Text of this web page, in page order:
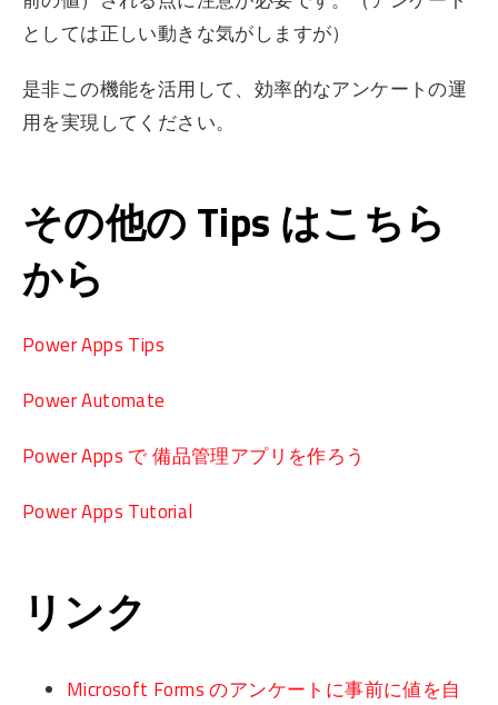
としては正しい動きな気がしますが）
是非この機能を活用して、効率的なアンケートの運
用を実現してください。
その他の Tips はこちら
から
Power Apps Tips
Power Automate
Power Apps で 備品管理アプリを作ろう
Power Apps Tutorial
リンク
Microsoft Forms のアンケートに事前に値を自